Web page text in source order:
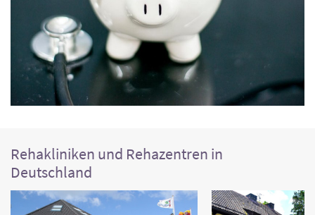
Rehakliniken und Rehazentren in
Deutschland